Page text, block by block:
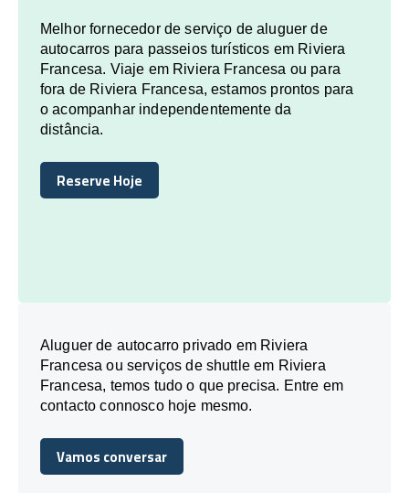
Melhor fornecedor de serviço de aluguer de
autocarros para passeios turísticos em Riviera
Francesa. Viaje em Riviera Francesa ou para
fora de Riviera Francesa, estamos prontos para
o acompanhar independentemente da
distância.
Reserve Hoje
Reserve Hoje
Aluguer de autocarro privado em Riviera
Francesa ou serviços de shuttle em Riviera
Francesa, temos tudo o que precisa. Entre em
contacto connosco hoje mesmo.
Vamos conversar
Vamos conversar